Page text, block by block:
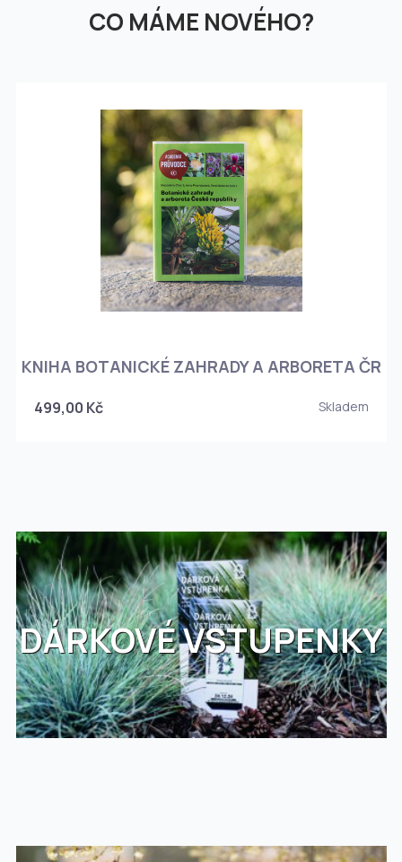
CO MÁME NOVÉHO?
KNIHA BOTANICKÉ ZAHRADY A ARBORETA ČR
499,00 Kč Skladem
DÁRKOVÉ VSTUPENKY